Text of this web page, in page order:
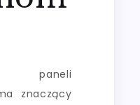
paneli
znaczący